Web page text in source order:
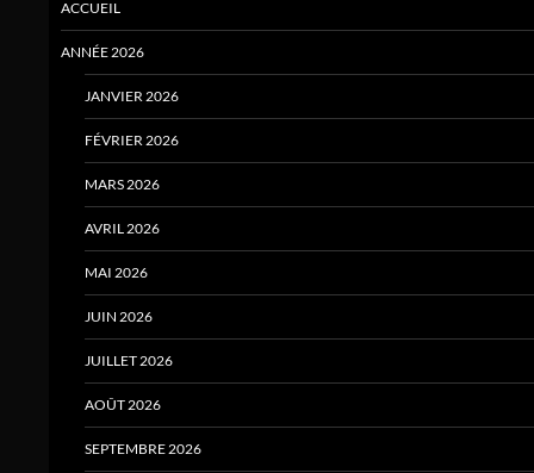
ACCUEIL
ANNÉE 2026
JANVIER 2026
FÉVRIER 2026
MARS 2026
AVRIL 2026
MAI 2026
JUIN 2026
JUILLET 2026
AOÛT 2026
SEPTEMBRE 2026